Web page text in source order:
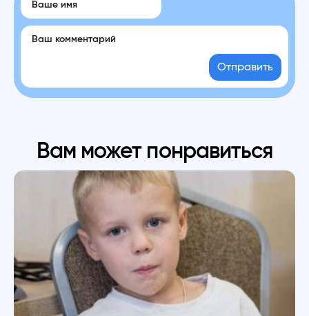
Отправить
Вам может понравиться